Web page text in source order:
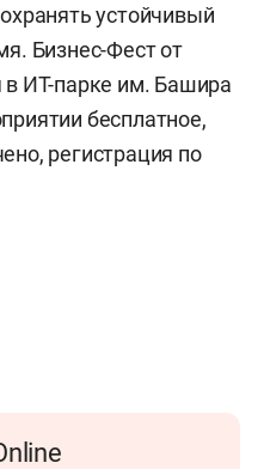
устойчивый
Бизнес-Фест от
в ИТ-парке им. Башира
бесплатное,
регистрация по